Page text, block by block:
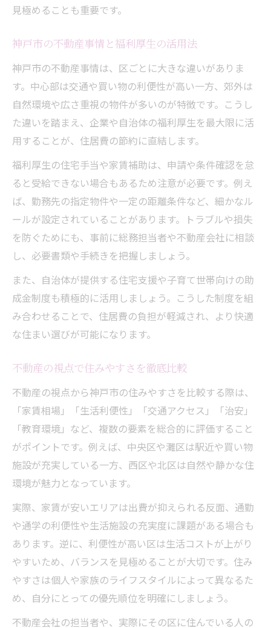
見極めることも重要です。
神戸市の不動産事情と福利厚生の活用法
神戸市の不動産事情は、区ごとに大きな違いがありま
す。中心部は交通や買い物の利便性が高い一方、郊外は
自然環境や広さ重視の物件が多いのが特徴です。こうし
た違いを踏まえ、企業や自治体の福利厚生を最大限に活
用することが、住居費の節約に直結します。
福利厚生の住宅手当や家賃補助は、申請や条件確認を怠
ると受給できない場合もあるため注意が必要です。例え
ば、勤務先の指定物件や一定の距離条件など、細かなル
ールが設定されていることがあります。トラブルや損失
を防ぐためにも、事前に総務担当者や不動産会社に相談
し、必要書類や手続きを把握しましょう。
また、自治体が提供する住宅支援や子育て世帯向けの助
成金制度も積極的に活用しましょう。こうした制度を組
み合わせることで、住居費の負担が軽減され、より快適
な住まい選びが可能になります。
不動産の視点で住みやすさを徹底比較
不動産の視点から神戸市の住みやすさを比較する際は、
「家賃相場」「生活利便性」「交通アクセス」「治安」
「教育環境」など、複数の要素を総合的に評価すること
がポイントです。例えば、中央区や灘区は駅近や買い物
施設が充実している一方、西区や北区は自然や静かな住
環境が魅力となっています。
実際、家賃が安いエリアは出費が抑えられる反面、通勤
や通学の利便性や生活施設の充実度に課題がある場合も
あります。逆に、利便性が高い区は生活コストが上がり
やすいため、バランスを見極めることが大切です。住み
やすさは個人や家族のライフスタイルによって異なるた
め、自分にとっての優先順位を明確にしましょう。
不動産会社の担当者や、実際にその区に住んでいる人の